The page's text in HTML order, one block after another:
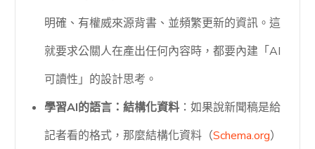
明確、有權威來源背書、並頻繁更新的資訊。這
就要求公關人在產出任何內容時，都要內建「AI
可讀性」的設計思考。
學習AI的語言：結構化資料 ：如果說新聞稿是給
記者看的格式，那麼結構化資料（Schema.org）